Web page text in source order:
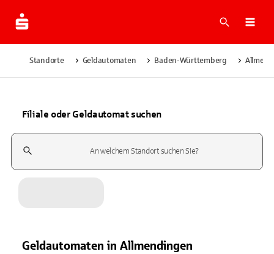
Suche
Standorte Geldautomaten Baden-Württemberg
Filiale oder Geldautomat suchen
Suchfeld
Geldautomaten in Allmendingen